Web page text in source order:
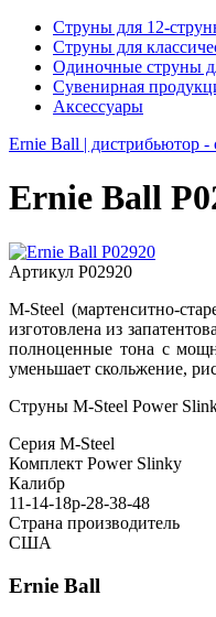
Струны для 12-
Струны для
Одиночные струны
Сувенирная
Аксессуары
Ernie Ball | дистрибьютор -
Ernie Ball
Артикул P02920
M-Steel (мартенситно-
изготовлена из
полноценные тона с
уменьшает скольжение,
Струны M-Steel Power
Серия M-Steel
Комплект Power Slinky
Калибр
11-14-18p-28-38-48
Страна производитель
США
Ernie Ball